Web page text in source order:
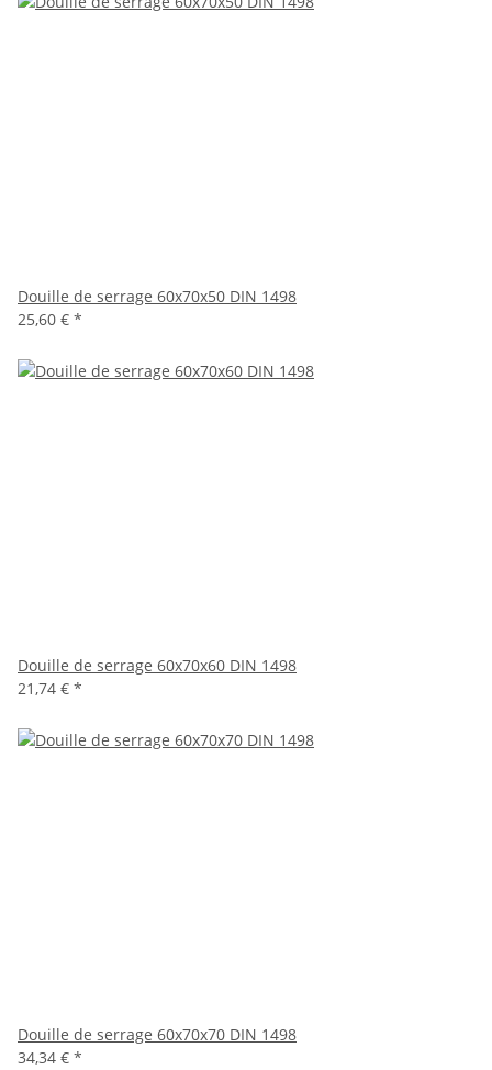
Douille de serrage 60x70x50 DIN 1498
25,60 € *
Douille de serrage 60x70x60 DIN 1498
21,74 € *
Douille de serrage 60x70x70 DIN 1498
34,34 € *